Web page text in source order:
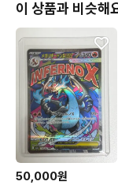
이 상품과 비슷해
50,000원